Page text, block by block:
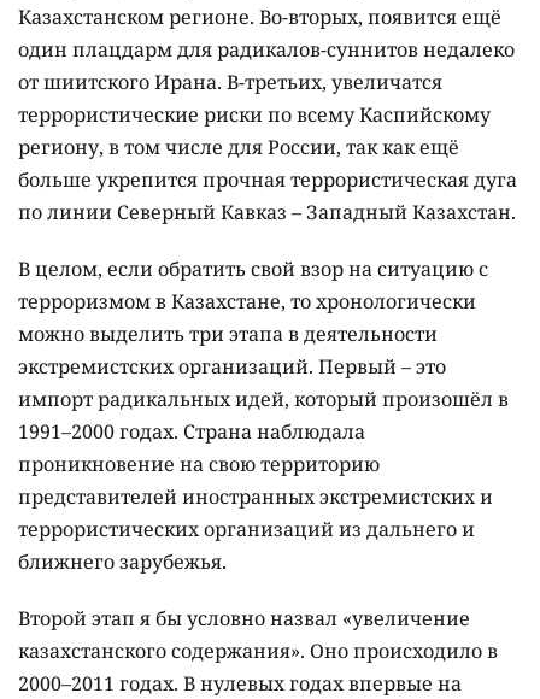
Казахстанском регионе. Во-вторых, появится ещё
один плацдарм для радикалов-суннитов недалеко
от шиитского Ирана. В-третьих, увеличатся
террористические риски по всему Каспийскому
региону, в том числе для России, так как ещё
больше укрепится прочная террористическая дуга
по линии Северный Кавказ – Западный Казахстан.
В целом, если обратить свой взор на ситуацию с
терроризмом в Казахстане, то хронологически
можно выделить три этапа в деятельности
экстремистских организаций. Первый – это
импорт радикальных идей, который произошёл в
1991–2000 годах. Страна наблюдала
проникновение на свою территорию
представителей иностранных экстремистских и
террористических организаций из дальнего и
ближнего зарубежья.
Второй этап я бы условно назвал «увеличение
казахстанского содержания». Оно происходило в
2000–2011 годах. В нулевых годах впервые на